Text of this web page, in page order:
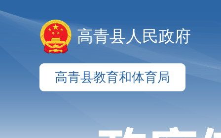
高青县人民政府
高青县教育和体育局